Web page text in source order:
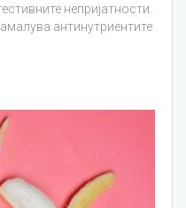
непријатности.
антинутриентите